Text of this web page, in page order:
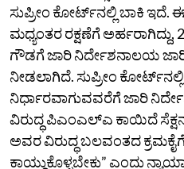
ಸುಪ್ರೀಂ ಕೋರ್ಟ್‌ನಲ್ಲಿ ಬಾಕಿ
ಮಧ್ಯಂತರ ರಕ್ಷಣೆಗೆ
ಗೌಡಗೆ ಜಾರಿ ನಿರ್ದೇಶನಾಲಯ
ನೀಡಲಾಗಿದೆ. ಸುಪ್ರೀಂ
ನಿರ್ಧಾರವಾಗುವವರೆಗೆ ಜಾರಿ
ವಿರುದ್ಧ ಪಿಎಂಎಲ್‌ಎ ಕಾಯಿದೆ
ಅವರ ವಿರುದ್ಧ ಬಲವಂತದ
ಕಾಯ್ದುಕೊಳ್ಳಬೇಕು” ಎಂದು